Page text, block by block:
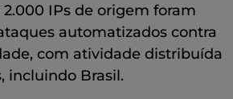
IPs de origem foram
automatizados contra
com atividade distribuída
incluindo Brasil.